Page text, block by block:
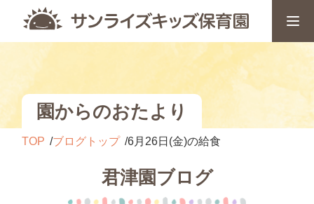
園からのおたより
TOP ブログトップ 6月26日(金)の給食
君津園ブログ